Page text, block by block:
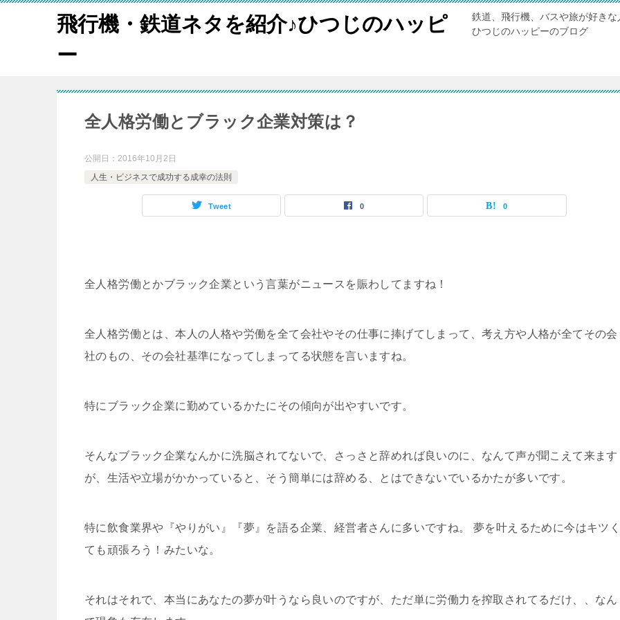
飛行機・鉄道ネタを紹介♪ひつじのハッピ
ー
鉄道、飛行機、バスや旅が好き
ひつじのハッピーのブログ
全人格労働とブラック企業対策は？
公開日： 2016年10月2日
人生・ビジネスで成功する成幸の法則
Tweet 0 0
全人格労働とかブラック企業という言葉がニュースを賑わしてますね！
全人格労働とは、本人の人格や労働を全て会社やその仕事に捧げてしまって、考え方や人格が全てその会
社のもの、その会社基準になってしまってる状態を言いますね。
特にブラック企業に勤めているかたにその傾向が出やすいです。
そんなブラック企業なんかに洗脳されてないで、さっさと辞めれば良いのに、なんて声が聞こえて来ます
が、生活や立場がかかっていると、そう簡単には辞める、とはできないでいるかたが多いです。
特に飲食業界や『やりがい』『夢』を語る企業、経営者さんに多いですね。 夢を叶えるために今はキツ
ても頑張ろう！みたいな。
それはそれで、本当にあなたの夢が叶うなら良いのですが、ただ単に労働力を搾取されてるだけ、、なん